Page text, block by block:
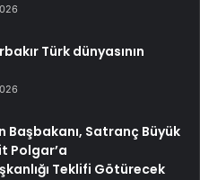
Türk dünyasının
Başbakanı, Satranç Büyük
Polgar’a
Teklifi Götürecek